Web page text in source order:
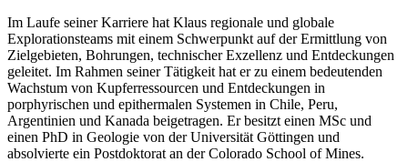
Im Laufe seiner Karriere hat Klaus regionale und globale
Explorationsteams mit einem Schwerpunkt auf der Ermittlung von
Zielgebieten, Bohrungen, technischer Exzellenz und Entdeckungen
geleitet. Im Rahmen seiner Tätigkeit hat er zu einem bedeutenden
Wachstum von Kupferressourcen und Entdeckungen in
porphyrischen und epithermalen Systemen in Chile, Peru,
Argentinien und Kanada beigetragen. Er besitzt einen MSc und
einen PhD in Geologie von der Universität Göttingen und
absolvierte ein Postdoktorat an der Colorado School of Mines.